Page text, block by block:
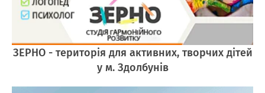
ЗЕРНО - територія для активних, творчих дітей
у м. Здолбунів